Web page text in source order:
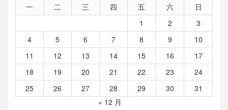
一 二 三 四 五 六
日
1
2
3
4
5 6 7 8 9
10
11
12 13 14 15 16
17
18
19 20 21 22 23
24
25
26 27 28 29 30
31
« 12 月